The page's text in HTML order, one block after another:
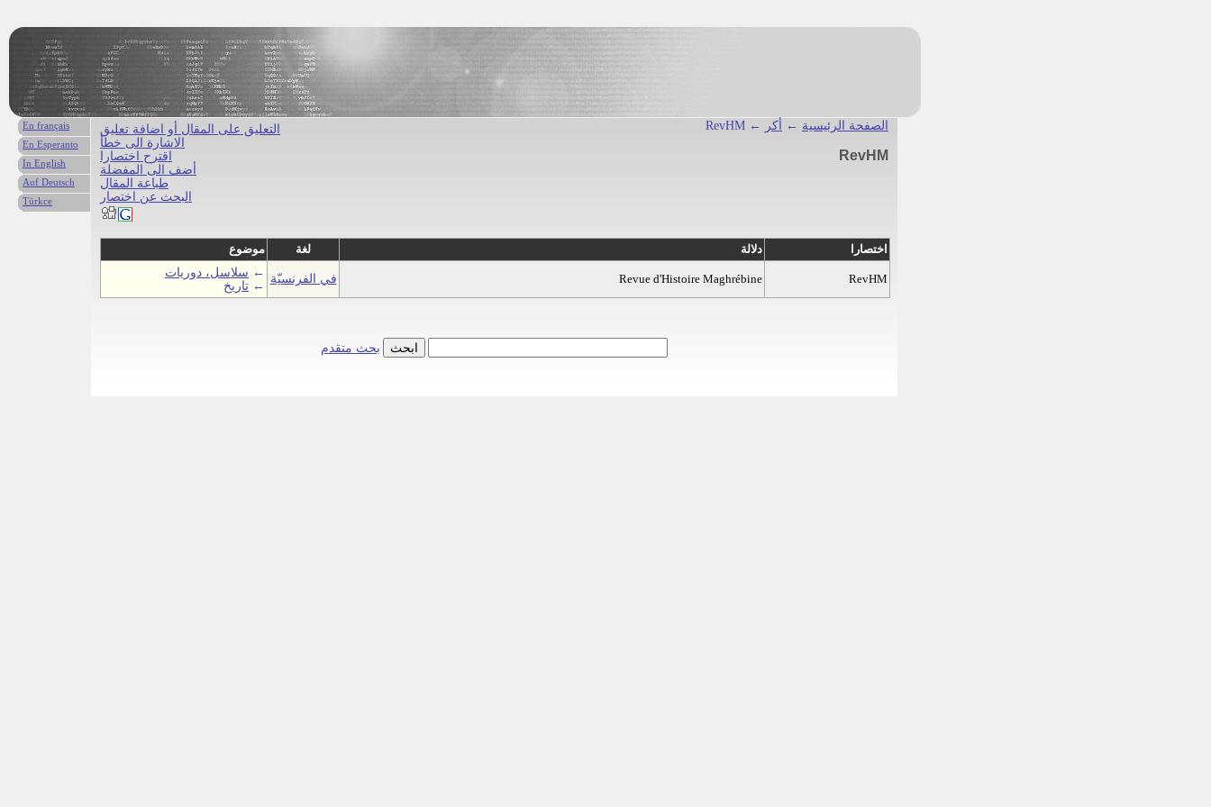
التعليق على المقال أو اضافة تعليق
الاشارة الى خطأ
اقترح اختصارا
أضف الى المفضلة
طباعة المقال
البحث عن اختصار
الصفحة الرئيسية ← أكر ← RevHM
RevHM
موضوع لغة دلالة
اختصارا
← سلاسل، دوريات
← تاريخ
في الفرنسيّة Revue d'Histoire Maghrébine RevHM
بحث متقدم
En français
En Esperanto
In English
Auf Deutsch
Türkce